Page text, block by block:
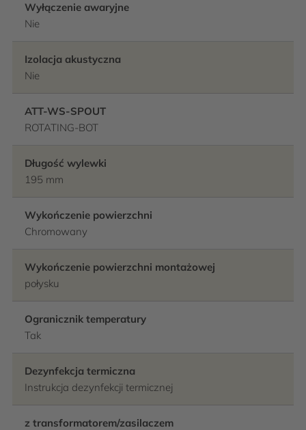
Wyłączenie awaryjne
Nie
Izolacja akustyczna
Nie
ATT-WS-SPOUT
ROTATING-BOT
Długość wylewki
195 mm
Wykończenie powierzchni
Chromowany
Wykończenie powierzchni montażowej
połysku
Ogranicznik temperatury
Tak
Dezynfekcja termiczna
Instrukcja dezynfekcji termicznej
z transformatorem/zasilaczem